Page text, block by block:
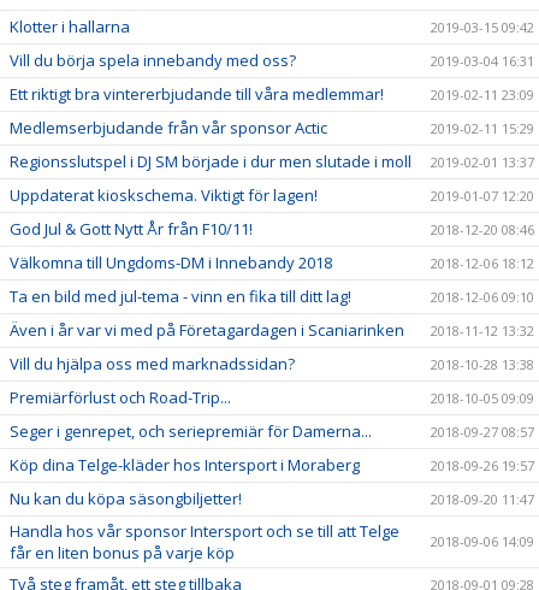
Klotter i hallarna 2019-03-15 09:42
Vill du börja spela innebandy med oss? 2019-03-04 16:31
Ett riktigt bra vintererbjudande till våra medlemmar! 2019-02-11 23:09
Medlemserbjudande från vår sponsor Actic 2019-02-11 15:29
Regionsslutspel i DJ SM började i dur men slutade i moll 2019-02-01 13:37
Uppdaterat kioskschema. Viktigt för lagen! 2019-01-07 12:20
God Jul & Gott Nytt År från F10/11! 2018-12-20 08:46
Välkomna till Ungdoms-DM i Innebandy 2018 2018-12-06 18:12
Ta en bild med jul-tema - vinn en fika till ditt lag! 2018-12-06 09:10
Även i år var vi med på Företagardagen i Scaniarinken 2018-11-12 13:32
Vill du hjälpa oss med marknadssidan? 2018-10-28 13:38
Premiärförlust och Road-Trip... 2018-10-05 09:09
Seger i genrepet, och seriepremiär för Damerna... 2018-09-27 08:57
Köp dina Telge-kläder hos Intersport i Moraberg 2018-09-26 19:57
Nu kan du köpa säsongbiljetter! 2018-09-20 11:47
Handla hos vår sponsor Intersport och se till att Telge
får en liten bonus på varje köp
2018-09-06 14:09
Två steg framåt, ett steg tillbaka 2018-09-01 09:28